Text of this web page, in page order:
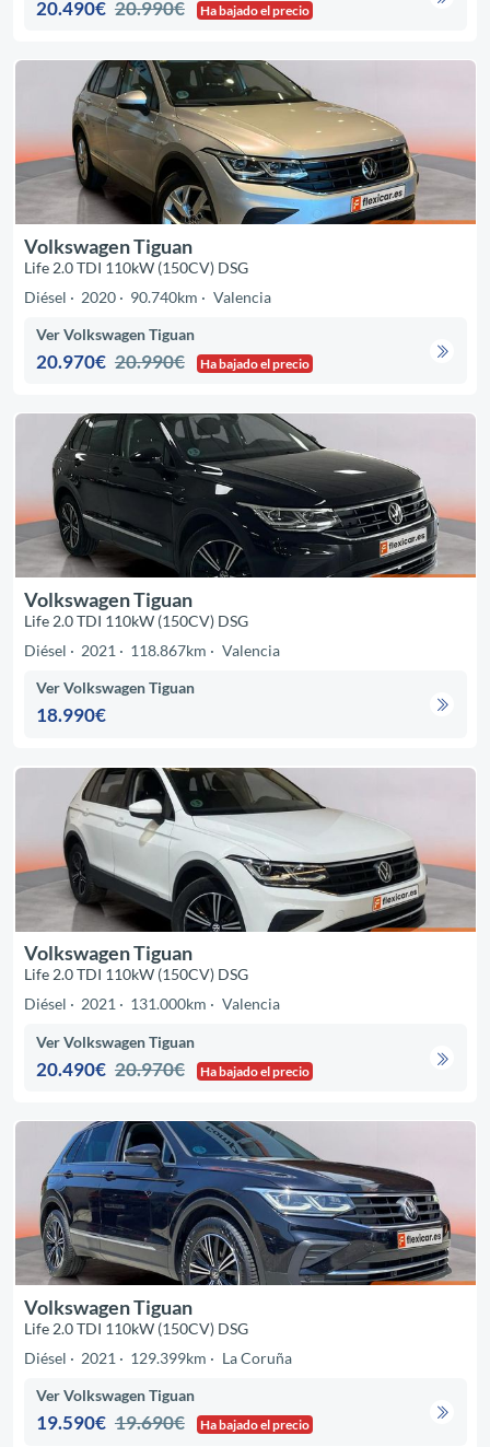
20.490€ 20.990€ Ha bajado el precio
Volkswagen Tiguan
Life 2.0 TDI 110kW (150CV) DSG
Diésel
2020 90.740km Valencia
Ver Volkswagen Tiguan
20.970€ 20.990€ Ha bajado el precio
Volkswagen Tiguan
Life 2.0 TDI 110kW (150CV) DSG
Diésel
2021 118.867km Valencia
Ver Volkswagen Tiguan
18.990€
Volkswagen Tiguan
Life 2.0 TDI 110kW (150CV) DSG
Diésel
2021 131.000km Valencia
Ver Volkswagen Tiguan
20.490€ 20.970€ Ha bajado el precio
Volkswagen Tiguan
Life 2.0 TDI 110kW (150CV) DSG
Diésel
2021 129.399km La Coruña
Ver Volkswagen Tiguan
19.590€ 19.690€ Ha bajado el precio